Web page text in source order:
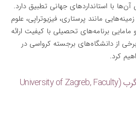
با استانداردهای جهانی تطبیق دارد.
مانند پرستاری، فیزیوتراپی، علوم
مامایی برنامه‌های تحصیلی با کیفیت ارائه
از دانشگاه‌های برجسته کرواسی در
کرد.
۲٫۱٫ دانشگاه پزشکی زاگرب (University of Zagreb, Faculty